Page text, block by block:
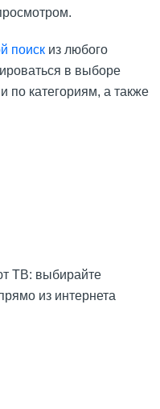
поиск из любого
в выборе
по категориям, а также
ТВ: выбирайте
из интернета